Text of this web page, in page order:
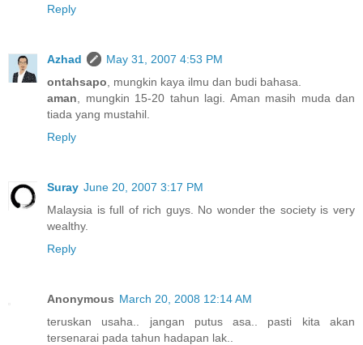
Reply
Azhad
May 31, 2007 4:53 PM
ontahsapo , mungkin kaya ilmu dan budi bahasa.
aman , mungkin 15-20 tahun lagi. Aman masih muda dan
tiada yang mustahil.
Reply
Suray June 20, 2007 3:17 PM
Malaysia is full of rich guys. No wonder the society is very
wealthy.
Reply
Anonymous March 20, 2008 12:14 AM
teruskan usaha.. jangan putus asa.. pasti kita akan
tersenarai pada tahun hadapan lak..